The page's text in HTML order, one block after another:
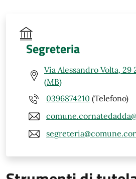
Segreteria
Via Alessandro Volta, 29
(MB)
0396874210 (Telefono)